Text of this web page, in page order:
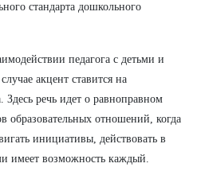
стандарта дошкольного
педагога с детьми и
акцент ставится на
речь идет о равноправном
образовательных отношений, когда
инициативы, действовать в
имеет возможность каждый.